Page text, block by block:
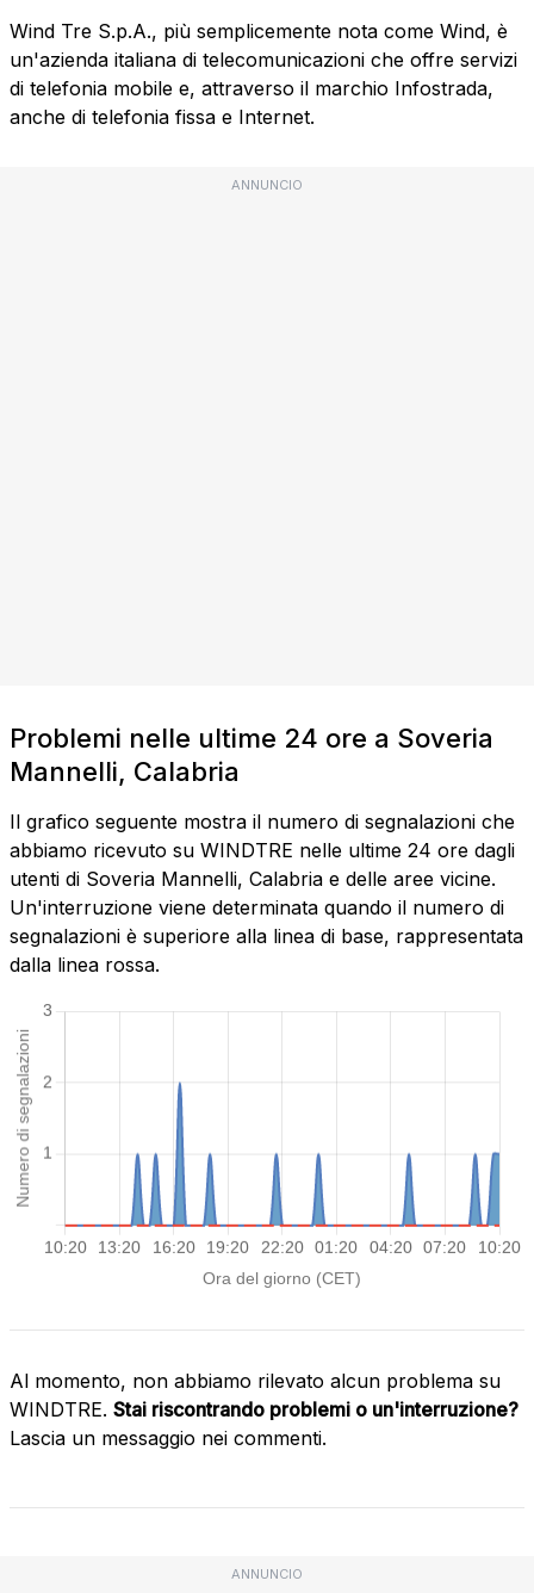
Wind Tre S.p.A., più semplicemente nota come Wind, è
un'azienda italiana di telecomunicazioni che offre servizi
di telefonia mobile e, attraverso il marchio Infostrada,
anche di telefonia fissa e Internet.
ANNUNCIO
Problemi nelle ultime 24 ore a Soveria
Mannelli, Calabria
Il grafico seguente mostra il numero di segnalazioni che
abbiamo ricevuto su WINDTRE nelle ultime 24 ore dagli
utenti di Soveria Mannelli, Calabria e delle aree vicine.
Un'interruzione viene determinata quando il numero di
segnalazioni è superiore alla linea di base, rappresentata
dalla linea rossa.
Al momento, non abbiamo rilevato alcun problema su
WINDTRE. Stai riscontrando problemi o un'interruzione?
Lascia un messaggio nei commenti.
ANNUNCIO